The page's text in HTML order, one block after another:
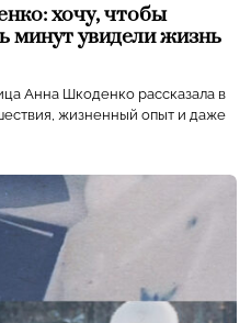
хочу, чтобы
минут увидели жизнь
Анна Шкоденко рассказала в
жизненный опыт и даже